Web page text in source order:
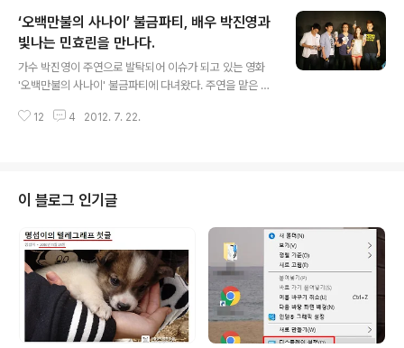
향해 달려오는 것이 아닌가! 경운기 뒤에 뭔가 큼지막한게
실려 있긴 한데.. 무엇 때문에 경우기가 바다에 왔을까? 경
운기를 끌고 오신 할아버지가 뒤에 실린 것을 내리더니 뒤
집니다. 엇! 배가 된다. 할아버지는 그 배를 타고 바다로 노
를 저어 들어가신다. 그것도 꽤나 멀리... 30분 정도가 지난
후에야 할아버지의 배는 돌아왔다. 배 안에 그물이 있는 것
‘오백만불의 사나이’ 불금파티, 배우 박진영과
빛나는 민효린을 만나다.
가수 박진영이 주연으로 발탁되어 이슈가 되고 있는 영화
'오백만불의 사나이' 불금파티에 다녀왔다. 주연을 맡은 박
우들이 모두 참석하여 관객들과 호흡하는 즐거운 파티였
공해 준다고 했지만 제대로 먹을수가 없을 만큼 사람들이
많았다. 공간 생각 안하고 너무 많은 사람을 초대한 것은 아
닌지... '코미디 빅리그' 이상준의 사회로 행사가 시작되었
다. 개그맨 다운 입담과 진행으로 시작하자마자 괸객의 호
응을 이끌고 쉴새없이 웃음을 만들어주었다. 곧 배우들이
등장하였다. 객석의 환호~..
12 4 2012. 7. 22.
이 블로그 인기글